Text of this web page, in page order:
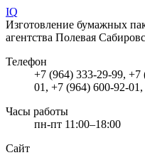
IQ
Изготовление бумажных
агентства Полевая
Телефон
+7 (964) 333-29-99, +7
01, +7 (964) 600-92-
Часы работы
пн-пт 11:00–18:00
Сайт